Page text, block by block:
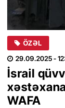
ÖZƏL
29.09.2025-
İsrail
WAFA